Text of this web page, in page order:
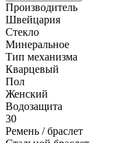
Производитель
Швейцария
Стекло
Минеральное
Тип механизма
Кварцевый
Пол
Женский
Водозащита
30
Ремень / браслет